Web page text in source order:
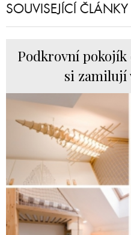
SOUVISEJÍCÍ
Podkrovní
si zamilují